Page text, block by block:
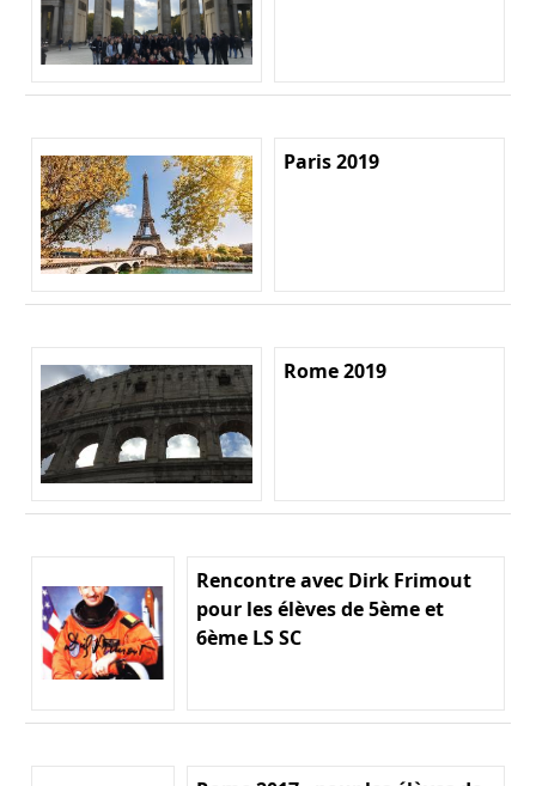
Paris 2019
Rome 2019
Rencontre avec Dirk Frimout
pour les élèves de 5ème et
6ème LS SC